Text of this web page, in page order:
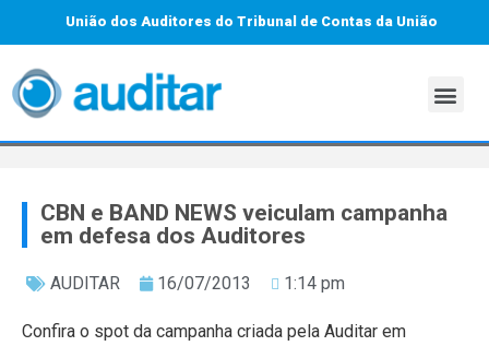
União dos Auditores do Tribunal de Contas da União
CBN e BAND NEWS veiculam campanha
em defesa dos Auditores
AUDITAR 16/07/2013 1:14 pm
Confira o spot da campanha criada pela Auditar em